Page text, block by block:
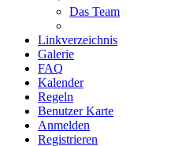
Das Team
Linkverzeichnis
Galerie
FAQ
Kalender
Regeln
Benutzer Karte
Anmelden
Registrieren